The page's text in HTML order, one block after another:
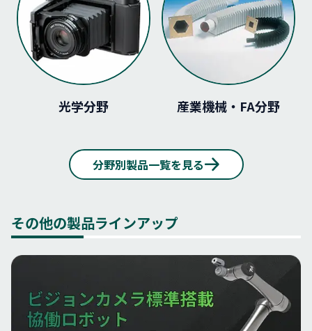
光学分野 産業機械・FA分野
分野別製品一覧を見る
その他の製品ラインアップ